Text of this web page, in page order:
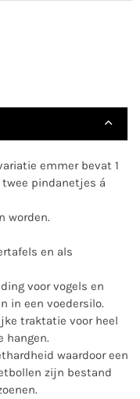
emmer bevat 1
twee pindanetjes á
worden.
en als
voor vogels en
in een voedersilo.
traktatie voor heel
hangen.
waardoor een
zijn bestand